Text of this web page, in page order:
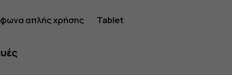
απλής χρήσης Tablet